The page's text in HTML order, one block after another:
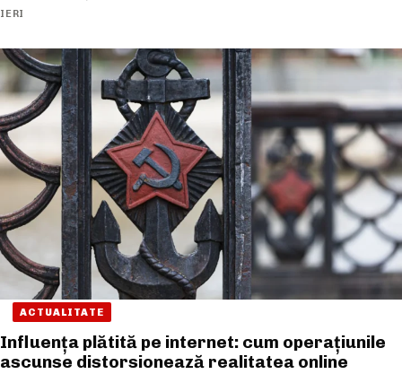
IERI
ACTUALITATE
Influența plătită pe internet: cum operațiunile
ascunse distorsionează realitatea online